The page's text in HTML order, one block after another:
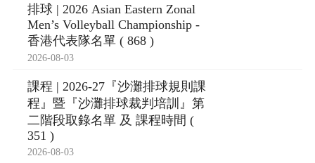
排球 | 2026 Asian Eastern Zonal
Men’s Volleyball Championship -
香港代表隊名單 ( 868 )
2026-08-03
課程 | 2026-27『沙灘排球規則課
程』暨『沙灘排球裁判培訓』第
二階段取錄名單 及 課程時間 (
351 )
2026-08-03